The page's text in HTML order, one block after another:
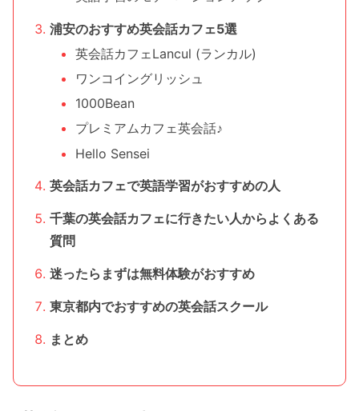
浦安のおすすめ英会話カフェ5選
英会話カフェLancul (ランカル)
ワンコイングリッシュ
1000Bean
プレミアムカフェ英会話♪
Hello Sensei
英会話カフェで英語学習がおすすめの人
千葉の英会話カフェに行きたい人からよくある
質問
迷ったらまずは無料体験がおすすめ
東京都内でおすすめの英会話スクール
まとめ